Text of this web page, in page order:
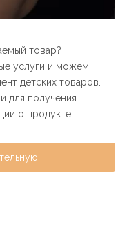
товар?
услуги и можем
детских товаров.
для получения
о продукте!